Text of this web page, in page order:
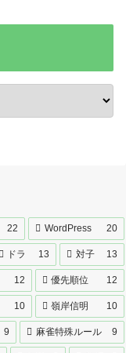
22 WordPress 20
ドラ 13 対子 13
12 優先順位 12
10 嶺岸信明 10
9 麻雀特殊ルール 9